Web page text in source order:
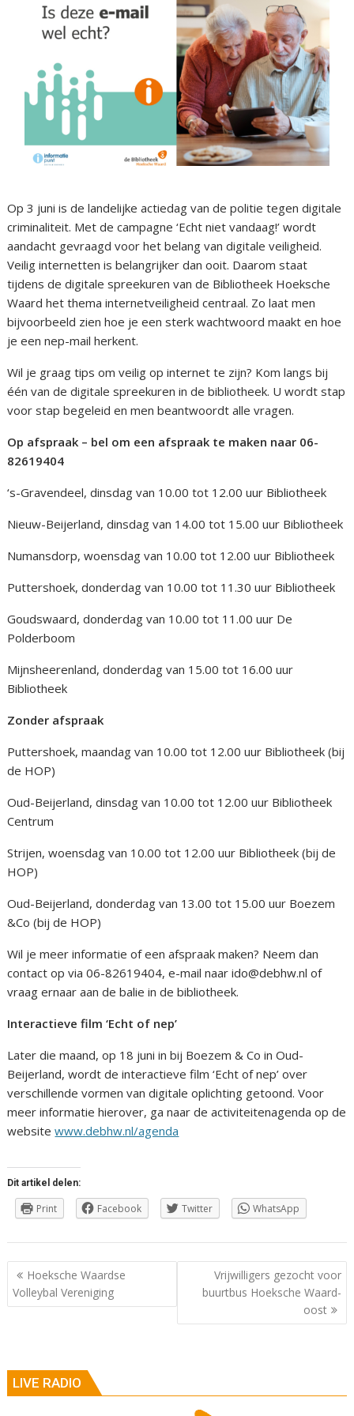
Op 3 juni is de landelijke actiedag van de politie tegen digitale
criminaliteit. Met de campagne ‘Echt niet vandaag!’ wordt
aandacht gevraagd voor het belang van digitale veiligheid.
Veilig internetten is belangrijker dan ooit. Daarom staat
tijdens de digitale spreekuren van de Bibliotheek Hoeksche
Waard het thema internetveiligheid centraal. Zo laat men
bijvoorbeeld zien hoe je een sterk wachtwoord maakt en hoe
je een nep-mail herkent.
Wil je graag tips om veilig op internet te zijn? Kom langs bij
één van de digitale spreekuren in de bibliotheek. U wordt stap
voor stap begeleid en men beantwoordt alle vragen.
Op afspraak – bel om een afspraak te maken naar 06-
82619404
‘s-Gravendeel, dinsdag van 10.00 tot 12.00 uur Bibliotheek
Nieuw-Beijerland, dinsdag van 14.00 tot 15.00 uur Bibliotheek
Numansdorp, woensdag van 10.00 tot 12.00 uur Bibliotheek
Puttershoek, donderdag van 10.00 tot 11.30 uur Bibliotheek
Goudswaard, donderdag van 10.00 tot 11.00 uur De
Polderboom
Mijnsheerenland, donderdag van 15.00 tot 16.00 uur
Bibliotheek
Zonder afspraak
Puttershoek, maandag van 10.00 tot 12.00 uur Bibliotheek (bij
de HOP)
Oud-Beijerland, dinsdag van 10.00 tot 12.00 uur Bibliotheek
Centrum
Strijen, woensdag van 10.00 tot 12.00 uur Bibliotheek (bij de
HOP)
Oud-Beijerland, donderdag van 13.00 tot 15.00 uur Boezem
&Co (bij de HOP)
Wil je meer informatie of een afspraak maken? Neem dan
contact op via 06-82619404, e-mail naar ido@debhw.nl of
vraag ernaar aan de balie in de bibliotheek.
Interactieve film ‘Echt of nep’
Later die maand, op 18 juni in bij Boezem & Co in Oud-
Beijerland, wordt de interactieve film ‘Echt of nep’ over
verschillende vormen van digitale oplichting getoond. Voor
meer informatie hierover, ga naar de activiteitenagenda op de
websitewww.debhw.nl/agenda
Dit artikel delen:
Print Facebook Twitter WhatsApp
Berichtnavigatie
Hoeksche Waardse
Volleybal Vereniging
Vrijwilligers gezocht voor
buurtbus Hoeksche Waard-
oost
LIVE RADIO